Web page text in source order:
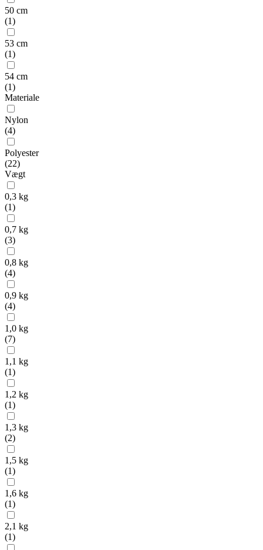
50 cm
(1)
53 cm
(1)
54 cm
(1)
Materiale
Nylon
(4)
Polyester
(22)
Vægt
0,3 kg
(1)
0,7 kg
(3)
0,8 kg
(4)
0,9 kg
(4)
1,0 kg
(7)
1,1 kg
(1)
1,2 kg
(1)
1,3 kg
(2)
1,5 kg
(1)
1,6 kg
(1)
2,1 kg
(1)